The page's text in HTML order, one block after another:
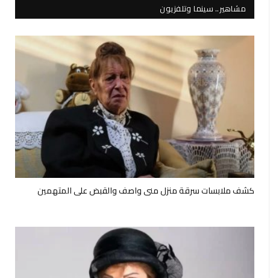
مشاهير.. سينما وتلفزيون
كشف ملابسات سرقة منزل منى واصف والقبض على المتهمين